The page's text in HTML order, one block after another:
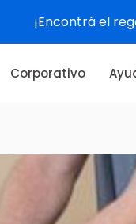
¡Encontrá el
Corporativo